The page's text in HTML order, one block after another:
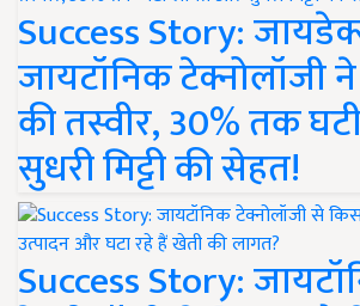
Success Story:
जायटॉनिक टेक्नोलॉजी
की तस्वीर, 30% तक
सुधरी मिट्टी की सेहत!
Success Story: